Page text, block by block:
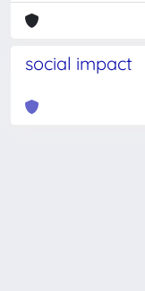
social impact